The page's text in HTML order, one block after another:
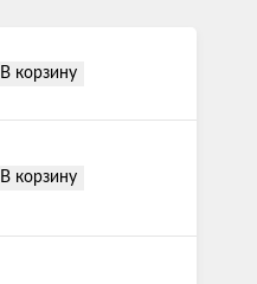
В корзину
В корзину